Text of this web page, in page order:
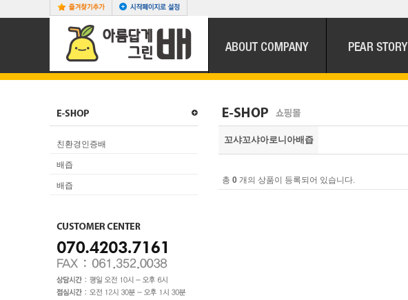
친환경인증배
배즙
배즙
꼬샤꼬샤아로니아배즙
총 0 개의 상품이 등록되어 있습니다.